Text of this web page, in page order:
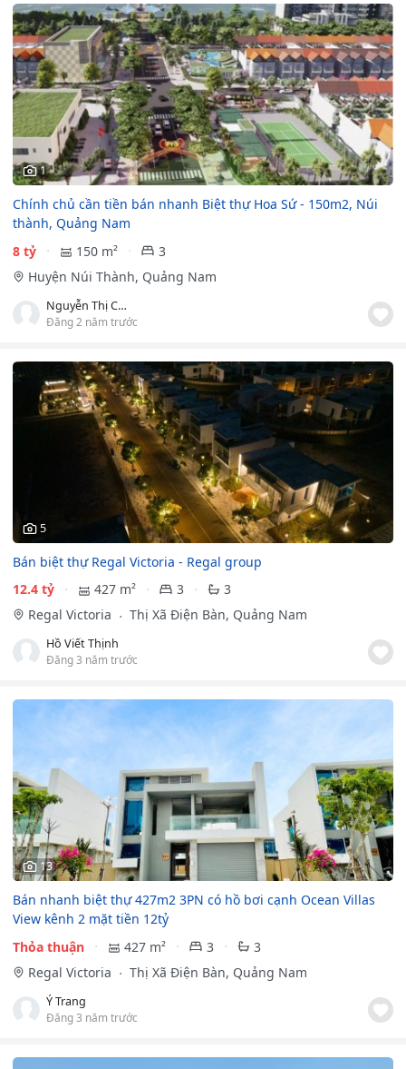
1
Chính chủ cần tiền bán nhanh Biệt thự Hoa Sứ - 150m2, Núi
thành, Quảng Nam
8 tỷ
150 m²
3
Huyện Núi Thành, Quảng Nam
Nguyễn Thị Cẩm Tuyên
Đăng 2 năm trước
5
Bán biệt thự Regal Victoria - Regal group
12.4 tỷ
427 m² 3
3
Regal Victoria
Thị Xã Điện Bàn, Quảng Nam
Hồ Viết Thịnh
Đăng 3 năm trước
13
Bán nhanh biệt thự 427m2 3PN có hồ bơi cạnh Ocean Villas
View kênh 2 mặt tiền 12tỷ
Thỏa thuận
427 m² 3
3
Regal Victoria
Thị Xã Điện Bàn, Quảng Nam
Ý Trang
Đăng 3 năm trước